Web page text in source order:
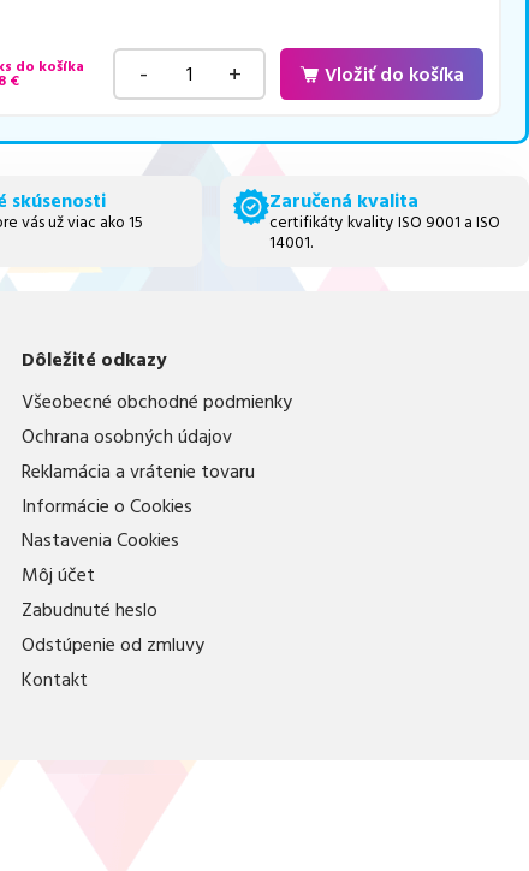
do košíka
€ - + Vložiť do košíka
skúsenosti
vás už viac ako 15
Zaručená kvalita
certifikáty kvality ISO 9001 a ISO
14001.
Dôležité odkazy
Všeobecné obchodné podmienky
Ochrana osobných údajov
Reklamácia a vrátenie tovaru
Informácie o Cookies
Nastavenia Cookies
Môj účet
Zabudnuté heslo
Odstúpenie od zmluvy
Kontakt